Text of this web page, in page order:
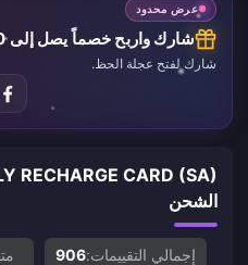
عرض محدود
شارك واربح خصماً يصل إلى 10%
شارك لفتح عجلة الحظ.
الشحن
إجمالي التقييمات:906